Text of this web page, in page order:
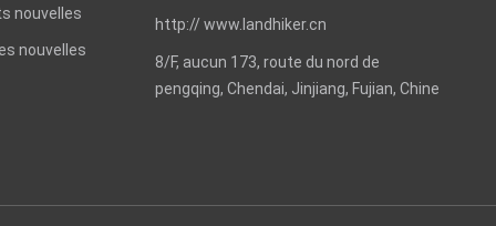
nouvelles
nouvelles
http:// www.landhiker.cn
8/F, aucun 173, route du nord de
pengqing, Chendai, Jinjiang, Fujian, Chine